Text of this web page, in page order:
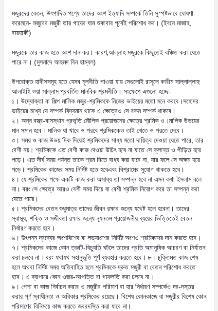
মজুরদের বেতন, উৎপাদিত পণ্যে তাদের অংশ ইত্যাদি সম্পর্কে তিনি সুস্পষ্টভাবে ঘোষণা
করেছেন- মজুরের মজুরী তার গায়ের ঘাম শুকাবার পূর্বেই পরিশোধ কর। (ইবনে মাজাহ,
বায়হাকী)
মজুরকে তার কাজ হতে অংশ দান কর। কারণ,আল্লাহ মজুরকে কিছুতেই বঞ্চিত করা যেতে
পারে না। (মুসনাদে আহমদ বিন হাম্বল)
উপরোক্ত হাদীসসমূহ হতে যেসব মূলনীতি পাওয়া যায় সেগুলোই রাসূলে কারীম সাল্লাল্লাহু
আলাইহি ওয়া সাল্লাম প্রবর্তিত মানবিক শ্রমনীতি। সংক্ষেপে এগুলো হচ্ছে-
১। উদ্যোক্তা বা শিল্প মালিক মজুর-শ্রমিককে নিজের ভাইয়ের মতো মনে করবে।সহোদর
ভাইয়ের মধ্যে যে সম্পর্ক বিদ্যমান থাকে এ ক্ষেত্রেও সে রকম সম্পর্ক থাকবে।
২। অন্ন বস্ত্র-বাসস্থান প্রভৃতি মৌলিক প্রয়োজনের ক্ষেত্রে শ্রমিক ও।মালিক উভয়ের
মান সমান হবে। মালিক যা খাবে ও পরবে শ্রমিককেও তাই খেতে ও পরতে দেবে।
৩। সময় ও কাজ উভয় দিক দিয়েই শ্রমিকদের সাধ্য মতো দায়িত্ব দেওয়া যেতে পারে, তার
বেশী নয়। শ্রমিককে এত বেশী কাজ দেওয়া উচিৎ হবে না যাতে সে ক্লান্ত ও পীড়িত হয়ে
পড়ে। এত দীর্ঘ সময় পর্যন্ত তাকে শ্রম দিতে বাধ্য করা যাবে না, যার ফলে সে অক্ষম হয়ে
পড়ে। শ্রমিকের কাজের সময় নির্দিষ্ট হতে হবেএবং বিশ্রামের সুযোগ থাকতে হবে।
৪। যে শ্রমিকের পক্ষে একটি কাজ করা অসাধ্য তা সম্পন্ন হবে না এমন কথা ইসলাম বলে
না। বরং সে ক্ষেত্রে আরও বেশী সময় দিয়ে বা বেশী শ্রমিক নিয়োগ করে তা সম্পন্ন করা
যেতে পারে।
৫। শ্রমিকদের বেতন শুধুমাত্র তাদের জীবন রক্ষার জন্যে যথেষ্ট হলে হবেনা। তাদের
স্বাস্থ্য, শক্তি ও সজীবতা রক্ষার জন্যে ন্যূনতম প্রয়োজনীয় ব্যয়ের ভিত্তিতেই বেতন
নির্ধারণ করতে হবে।
৬। উৎপন্ন দ্রব্যের অংশবিশেষ বা লভ্যাংশের নির্দিষ্ট অংশও শ্রমিকদের দান করতে হবে।
৭। শ্রমিকদের কাজে কোন ত্রুটি-বিচ্যুতি ঘটলে তাদের প্রতি অমানুষিক আচরণ বা নির্যাতন
করা চলবে না। বরং যথাযথ সহানুভূতি পূর্ণ ব্যবহার করতে হবে। ৮। চুক্তিমত কাজ শেষ
হলে অথবা নির্দিষ্ট সময় অতিবাহিত হলে শ্রমিককে দ্রুত মজুরী বা বেতন পরিশোধ করতে
হবে। এ ব্যাপারে কোন ওজর-আপত্তি বা গাফলতি করা চলবে না।
৯। পেশা বা কাজ নির্বাচন করার ও মজুরীর পরিমাণ বা হার নির্ধারণ সম্পর্কেও দর-দস্তর
করার পূর্ণ স্বাধীনতা ও অধিকার শ্রমিকের রয়েছে। বিশেষ কোনকাজে বা মজুরীর বিশেষ কোন
পরিমাণের বিনিময়ে কাজ করতে জবরদস্তি করা যাবে না।